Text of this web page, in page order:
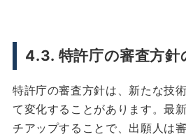
4.3. 特許庁の審査方針
特許庁の審査方針は、新たな技
て変化することがあります。最
チアップすることで、出願人は